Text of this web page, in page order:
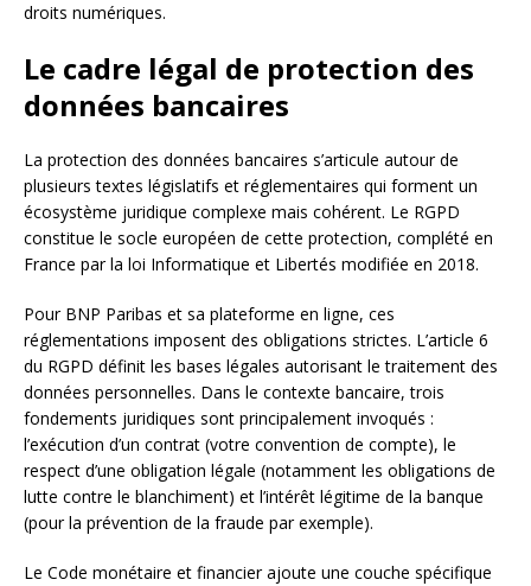
droits numériques.
Le cadre légal de protection des
données bancaires
La protection des données bancaires s’articule autour de
plusieurs textes législatifs et réglementaires qui forment un
écosystème juridique complexe mais cohérent. Le RGPD
constitue le socle européen de cette protection, complété en
France par la loi Informatique et Libertés modifiée en 2018.
Pour BNP Paribas et sa plateforme en ligne, ces
réglementations imposent des obligations strictes. L’article 6
du RGPD définit les bases légales autorisant le traitement des
données personnelles. Dans le contexte bancaire, trois
fondements juridiques sont principalement invoqués :
l’exécution d’un contrat (votre convention de compte), le
respect d’une obligation légale (notamment les obligations de
lutte contre le blanchiment) et l’intérêt légitime de la banque
(pour la prévention de la fraude par exemple).
Le Code monétaire et financier ajoute une couche spécifique